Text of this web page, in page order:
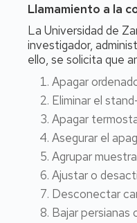
Llamamiento a la
La Universidad de
investigador,
ello, se solicita que
Apagar
Eliminar el
Apagar
Asegurar el
Agrupar
Ajustar o
Desconectar
Bajar persianas